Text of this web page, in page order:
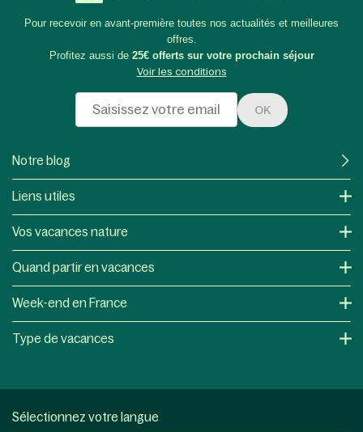
Pour recevoir en avant-première toutes nos actualités et meilleures
offres.
Profitez aussi de 25€ offerts sur votre prochain séjour
Voir les conditions
OK
Notre blog
Liens utiles
Vos vacances nature
Quand partir en vacances
Week-end en France
Type de vacances
Sélectionnez votre langue